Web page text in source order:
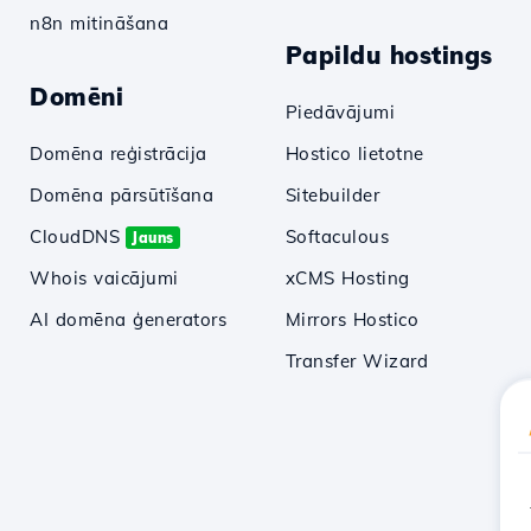
n8n mitināšana
Domēni
Domēna reģistrācija
Domēna pārsūtīšana
CloudDNS
Jauns
Whois vaicājumi
AI domēna ģenerators
Papildu hostings
Piedāvājumi
Hostico lietotne
Sitebuilder
Softaculous
xCMS Hosting
Mirrors Hostico
Transfer Wizard